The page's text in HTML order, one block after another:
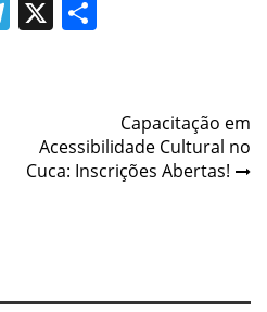
Telegram
X
Capacitação em
Acessibilidade Cultural no
Cuca: Inscrições Abertas!